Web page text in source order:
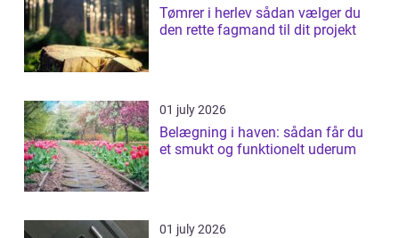
Tømrer i herlev sådan vælger du
den rette fagmand til dit projekt
01 july 2026
Belægning i haven: sådan får du
et smukt og funktionelt uderum
01 july 2026